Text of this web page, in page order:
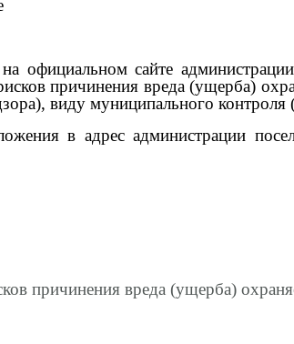
сайте администрации,
причинения вреда (ущерба)
виду муниципального контроля
в адрес администрации
причинения вреда (ущерба)